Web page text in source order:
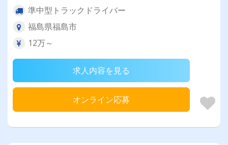
準中型トラックドライバー
福島県福島市
12万～
求人内容を見る
オンライン応募